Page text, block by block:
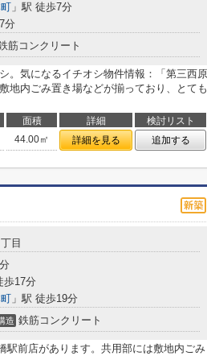
」駅 徒歩7分
分
筋コンクリート
。気になるイチオシ物件情報：「第三西原
地内ごみ置き場などが揃っており、とても
面積 詳細
検討リスト
44.00㎡ 詳細を見る 追加する
目
歩17分
」駅 徒歩19分
造 鉄筋コンクリート
駅前店があります。共用部には敷地内ごみ